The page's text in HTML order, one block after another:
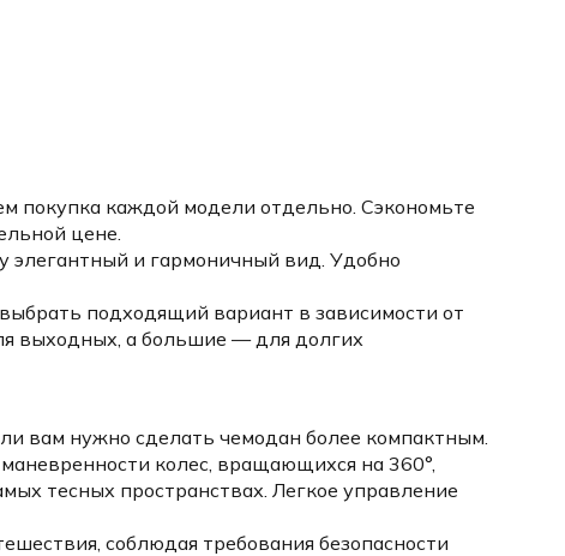
покупка каждой модели отдельно. Сэкономьте
цене.
элегантный и гармоничный вид. Удобно
подходящий вариант в зависимости от
выходных, а большие — для долгих
вам нужно сделать чемодан более компактным.
колес, вращающихся на 360°,
тесных пространствах. Легкое управление
соблюдая требования безопасности